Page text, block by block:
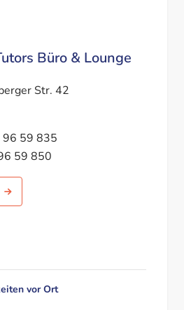
Büro & Lounge
Str. 42
59 835
59 850
vor Ort